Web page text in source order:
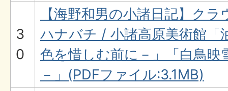
3
0
【海野和男の小諸日記】ク
ハナバチ / 小諸高原美術館「
色を惜しむ前に－」「白鳥映
－」(PDFファイル:3.1MB)